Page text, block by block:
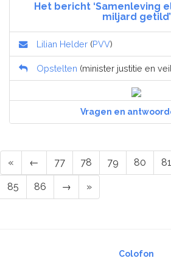
Het bericht ‘Samenleving
miljard getild’
Lilian Helder (PVV)
Opstelten (minister justitie en
Vragen en
« ← 77 78 79 80 81
85 86 → »
Colofon